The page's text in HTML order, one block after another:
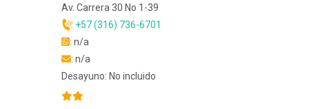
Av. Carrera 30 No 1-39
: +57 (316) 736-6701
: n/a
: n/a
Desayuno: No incluido